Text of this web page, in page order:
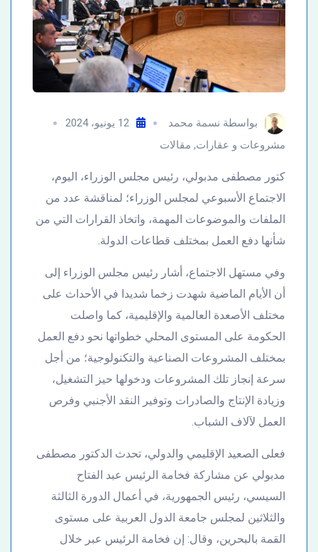
بواسطة نسمة محمد
12 يونيو، 2024
مشروعات و عقارات, مقالات
كتور مصطفى مدبولي، رئيس مجلس الوزراء، اليوم،
الاجتماع الأسبوعي لمجلس الوزراء؛ لمناقشة عدد من
الملفات والموضوعات المهمة، واتخاذ القرارات التي من
شأنها دفع العمل بمختلف قطاعات الدولة.
وفي مستهل الاجتماع، أشار رئيس مجلس الوزراء إلى
أن الأيام الماضية شهدت زخما شديدا في الأحداث على
مختلف الأصعدة العالمية والإقليمية، كما واصلت
الحكومة على المستوى المحلي خطواتها نحو دفع العمل
بمختلف المشروعات الصناعية والتكنولوجية؛ من أجل
سرعة إنجاز تلك المشروعات ودخولها حيز التشغيل،
وزيادة الإنتاج والصادرات وتوفير النقد الأجنبي وفرص
العمل لآلاف الشباب.
فعلى الصعيد الإقليمي والدولي، تحدث الدكتور مصطفى
مدبولي عن مشاركة فخامة الرئيس عبد الفتاح
السيسي، رئيس الجمهورية، في أعمال الدورة الثالثة
والثلاثين لمجلس جامعة الدول العربية على مستوى
القمة بالبحرين، وقال: إن فخامة الرئيس عبر خلال